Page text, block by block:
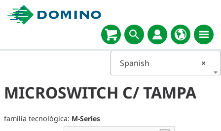
×
Spanish
MICROSWITCH C/ TAMPA
familia tecnológica: M-Series